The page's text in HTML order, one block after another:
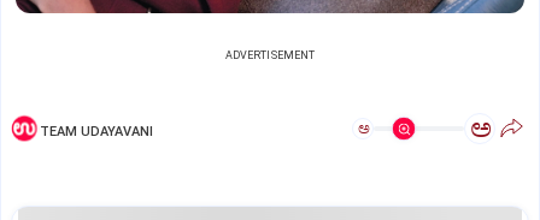
ADVERTISEMENT
TEAM UDAYAVANI ಅ ಅ